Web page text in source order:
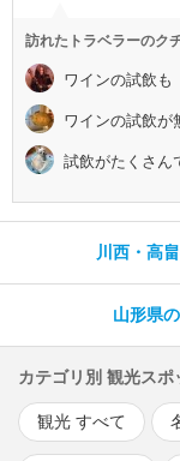
訪れたトラベラーのク
ワインの試飲も
ワインの試飲が
試飲がたくさん
川西・高
山形県
カテゴリ別 観光ス
観光 すべて